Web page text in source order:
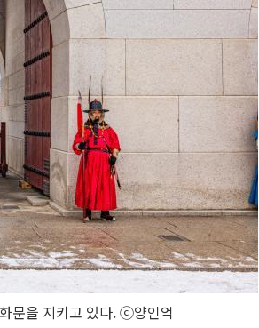
문을 지키고 있다. ⓒ양인억